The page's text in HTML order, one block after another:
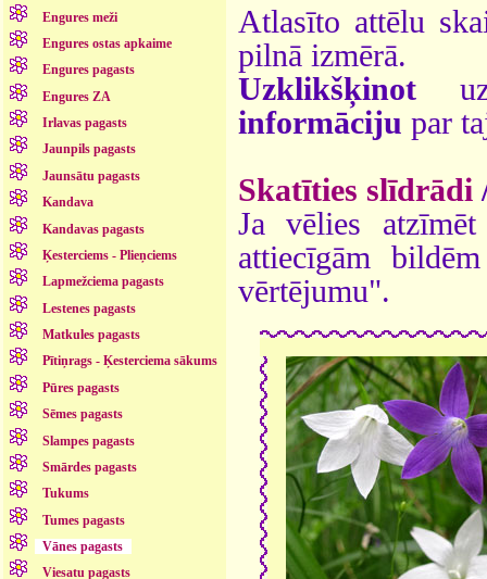
Engures meži
Engures ostas apkaime
Engures pagasts
Engures ZA
Irlavas pagasts
Jaunpils pagasts
Jaunsātu pagasts
Kandava
Kandavas pagasts
Ķesterciems - Plieņciems
Lapmežciema pagasts
Lestenes pagasts
Matkules pagasts
Pītiņrags - Ķesterciema sākums
Pūres pagasts
Sēmes pagasts
Slampes pagasts
Smārdes pagasts
Tukums
Tumes pagasts
Vānes pagasts
Viesatu pagasts
Atlasīto attēlu
pilnā izmērā.
Uzklikšķinot
informāciju par
Skatīties slīdrādi
Ja vēlies
attiecīgām
vērtējumu".